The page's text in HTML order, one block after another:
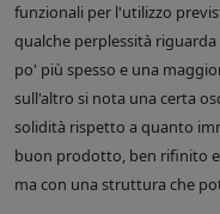
funzionali per l'utilizzo
qualche perplessità
po' più spesso e una
sull'altro si nota una certa
solidità rispetto a quanto
buon prodotto, ben rifinito
ma con una struttura che